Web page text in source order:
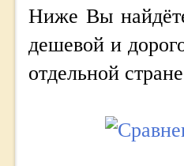
Ниже Вы
дешевой и
отдельной стране